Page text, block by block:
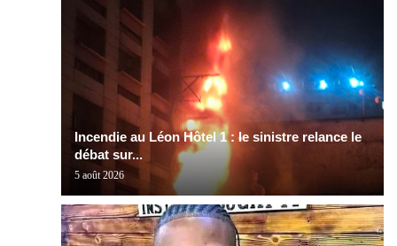
Incendie au Léon Hôtel 1 : le sinistre relance le
débat sur...
5 août 2026